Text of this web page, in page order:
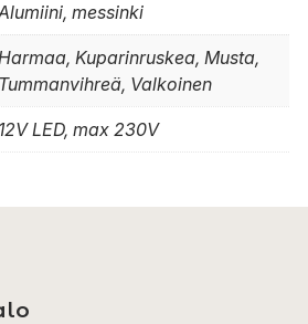
messinki
Harmaa, Kuparinruskea, Musta,
Tummanvihreä, Valkoinen
12V LED, max 230V